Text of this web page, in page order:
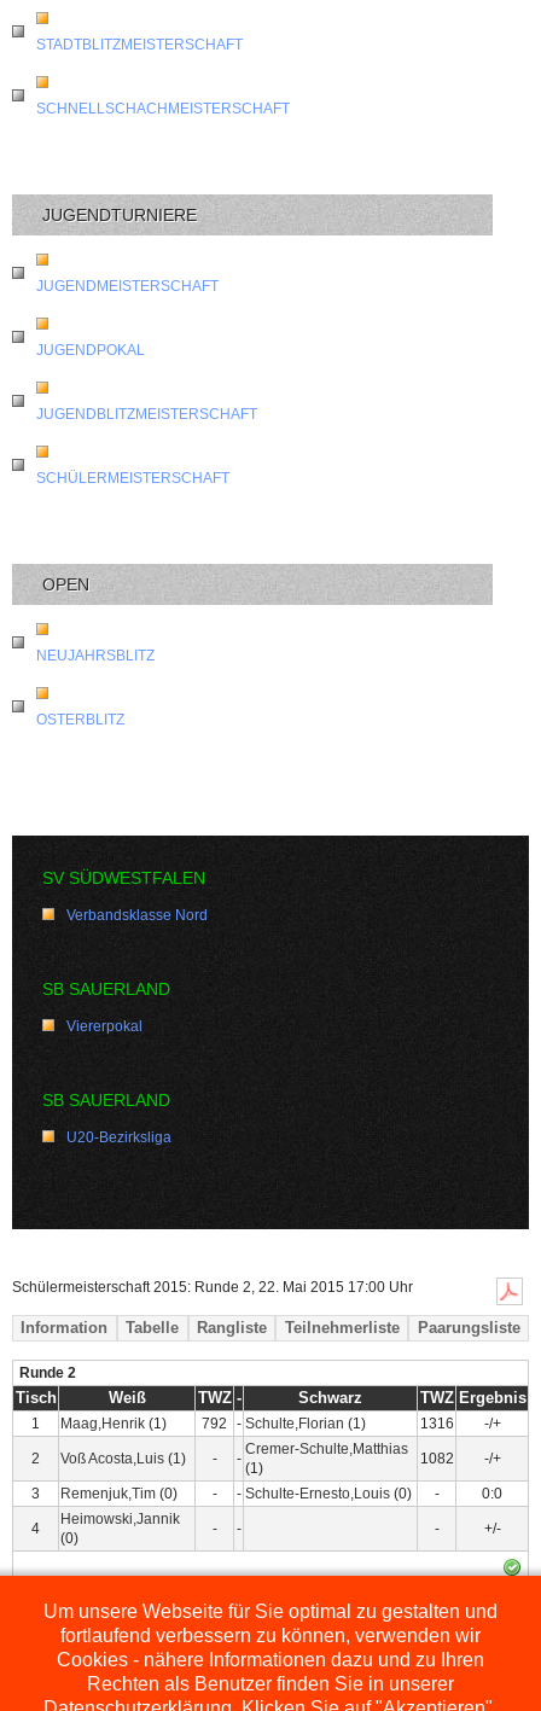
STADTBLITZMEISTERSCHAFT
SCHNELLSCHACHMEISTERSCHAFT
JUGENDTURNIERE
JUGENDMEISTERSCHAFT
JUGENDPOKAL
JUGENDBLITZMEISTERSCHAFT
SCHÜLERMEISTERSCHAFT
OPEN
NEUJAHRSBLITZ
OSTERBLITZ
SV SÜDWESTFALEN
Verbandsklasse Nord
SB SAUERLAND
Viererpokal
SB SAUERLAND
U20-Bezirksliga
Schülermeisterschaft 2015: Runde 2, 22. Mai 2015 17:00 Uhr
Information Tabelle Rangliste Teilnehmerliste Paarungsliste
Runde 2
Tisch Weiß TWZ - Schwarz TWZ Ergebnis
1 Maag,Henrik (1) 792 - Schulte,Florian (1) 1316 -/+
2 Voß Acosta,Luis (1) - -
Cremer-Schulte,Matthias
(1)
1082 -/+
3 Remenjuk,Tim (0) - - Schulte-Ernesto,Louis (0) - 0:0
4
Heimowski,Jannik
(0)
- - - +/-
Powered by ChessLeagueManager
Um unsere Webseite für Sie optimal zu gestalten und
fortlaufend verbessern zu können, verwenden wir
Cookies - nähere Informationen dazu und zu Ihren
Rechten als Benutzer finden Sie in unserer